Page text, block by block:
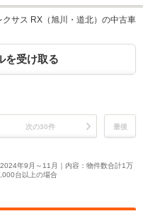
クサス RX（旭川・道北）の中古車
を受け取る
次の30件 最後
年9月～11月｜内容：物件数合計1万
台以上の場合